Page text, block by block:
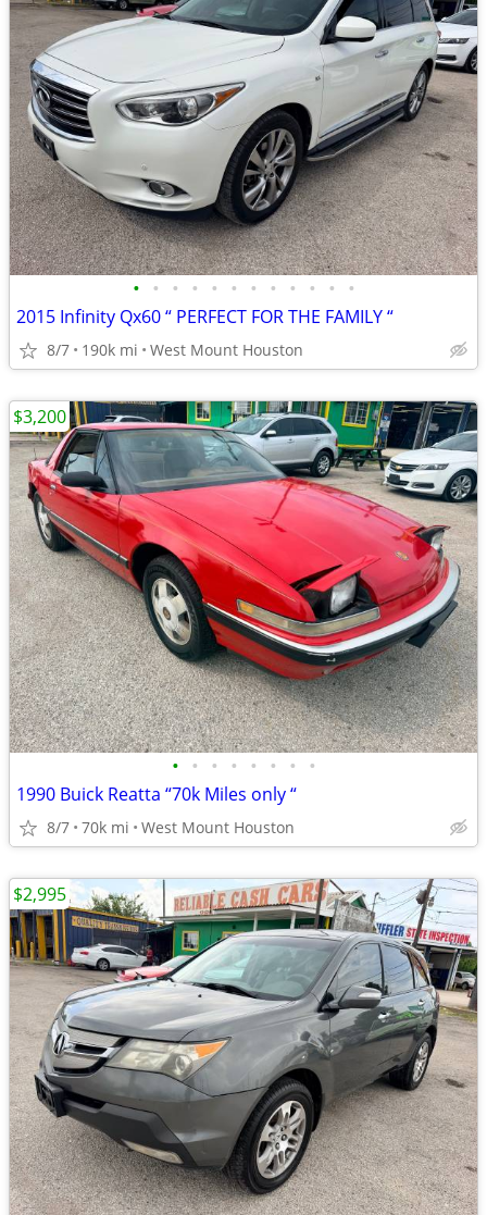
• • • • • • • • • • • •
2015 Infinity Qx60 “ PERFECT FOR THE FAMILY “
8/7 190k mi West Mount Houston
• • • • • • • •
1990 Buick Reatta “70k Miles only “
8/7 70k mi West Mount Houston
$3,200
$2,995